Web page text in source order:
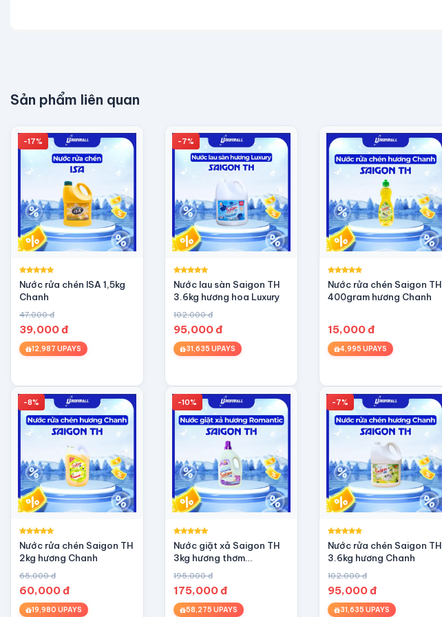
Sản phẩm liên quan
-17%
Nước rửa chén ISA 1,5kg
Chanh
47,000 đ
39,000 đ
12,987 UPAYS
-7%
Nước lau sàn Saigon TH
3.6kg hương hoa Luxury
102,000 đ
95,000 đ
31,635 UPAYS
Nước rửa chén Saigon TH
400gram hương Chanh
15,000 đ
4,995 UPAYS
-8%
Nước rửa chén Saigon TH
2kg hương Chanh
65,000 đ
60,000 đ
19,980 UPAYS
-10%
Nước giặt xả Saigon TH
3kg hương thơm
Romantic
195,000 đ
175,000 đ
58,275 UPAYS
-7%
Nước rửa chén Saigon TH
3.6kg hương Chanh
102,000 đ
95,000 đ
31,635 UPAYS